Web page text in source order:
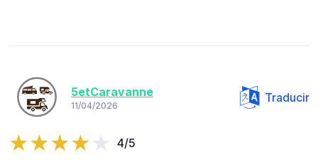
5etCaravanne
11/04/2026
Traducir
4/5